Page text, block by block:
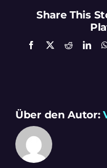
Share This
Facebook
X Reddit
Über den Autor: